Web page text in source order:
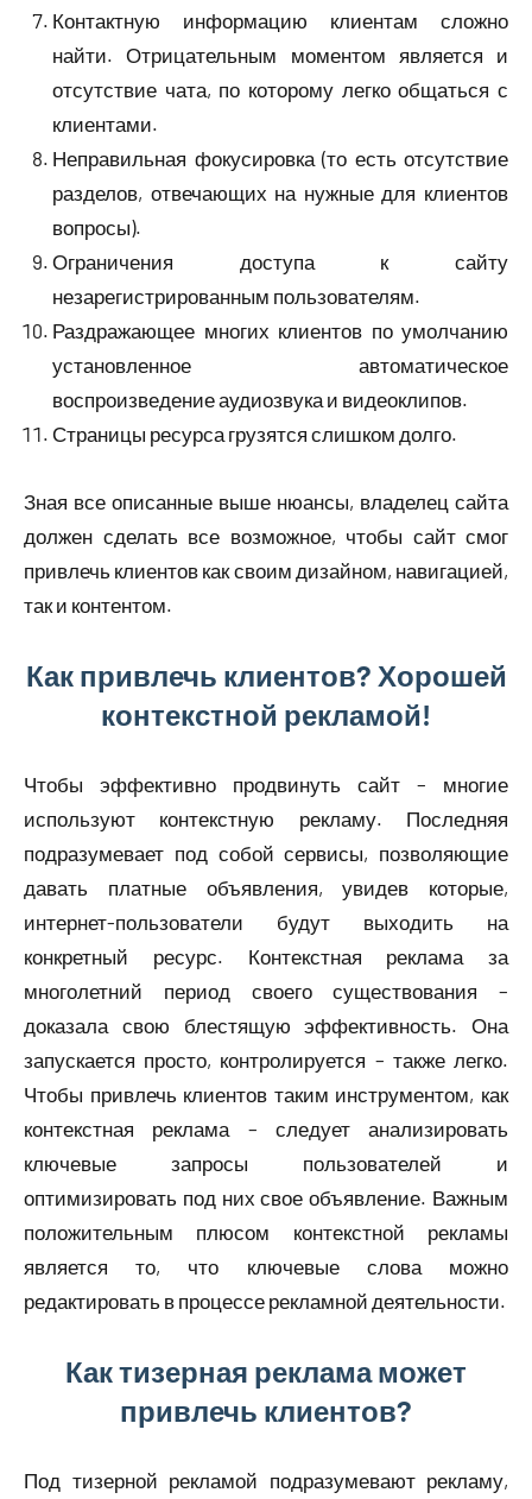
Контактную информацию клиентам сложно
найти. Отрицательным моментом является и
отсутствие чата, по которому легко общаться с
клиентами.
Неправильная фокусировка (то есть отсутствие
разделов, отвечающих на нужные для клиентов
вопросы).
Ограничения доступа к сайту
незарегистрированным пользователям.
Раздражающее многих клиентов по умолчанию
установленное автоматическое
воспроизведение аудиозвука и видеоклипов.
Страницы ресурса грузятся слишком долго.
Зная все описанные выше нюансы, владелец сайта
должен сделать все возможное, чтобы сайт смог
привлечь клиентов как своим дизайном, навигацией,
так и контентом.
Как привлечь клиентов? Хорошей
контекстной рекламой!
Чтобы эффективно продвинуть сайт – многие
используют контекстную рекламу. Последняя
подразумевает под собой сервисы, позволяющие
давать платные объявления, увидев которые,
интернет-пользователи будут выходить на
конкретный ресурс. Контекстная реклама за
многолетний период своего существования –
доказала свою блестящую эффективность. Она
запускается просто, контролируется – также легко.
Чтобы привлечь клиентов таким инструментом, как
контекстная реклама – следует анализировать
ключевые запросы пользователей и
оптимизировать под них свое объявление. Важным
положительным плюсом контекстной рекламы
является то, что ключевые слова можно
редактировать в процессе рекламной деятельности.
Как тизерная реклама может
привлечь клиентов?
Под тизерной рекламой подразумевают рекламу,